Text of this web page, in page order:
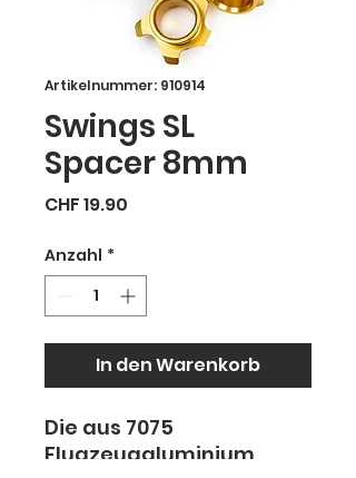
Artikelnummer: 910914
Swings SL
Spacer 8mm
CHF 19.90
Anzahl *
In den Warenkorb
Die aus 7075
Flugzeugaluminium